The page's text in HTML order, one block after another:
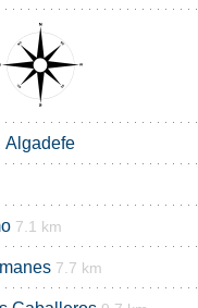
Algadefe
7.1 km
7.7 km